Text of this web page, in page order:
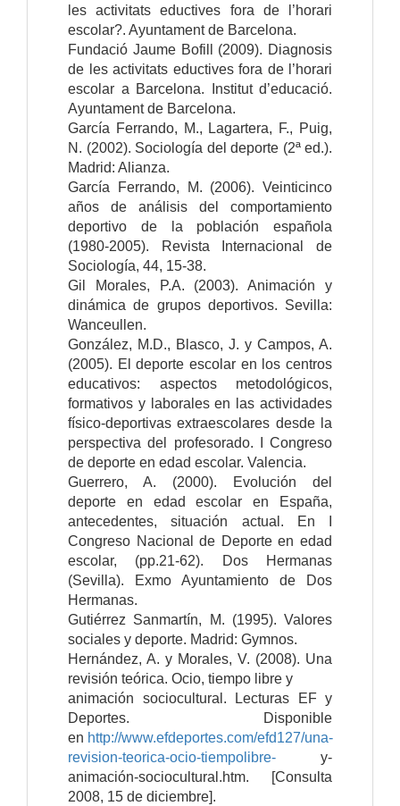
les activitats eductives fora de l’horari
escolar?. Ayuntament de Barcelona.
Fundació Jaume Bofill (2009). Diagnosis
de les activitats eductives fora de l’horari
escolar a Barcelona. Institut d’educació.
Ayuntament de Barcelona.
García Ferrando, M., Lagartera, F., Puig,
N. (2002). Sociología del deporte (2ª ed.).
Madrid: Alianza.
García Ferrando, M. (2006). Veinticinco
años de análisis del comportamiento
deportivo de la población española
(1980-2005). Revista Internacional de
Sociología, 44, 15-38.
Gil Morales, P.A. (2003). Animación y
dinámica de grupos deportivos. Sevilla:
Wanceullen.
González, M.D., Blasco, J. y Campos, A.
(2005). El deporte escolar en los centros
educativos: aspectos metodológicos,
formativos y laborales en las actividades
físico-deportivas extraescolares desde la
perspectiva del profesorado. I Congreso
de deporte en edad escolar. Valencia.
Guerrero, A. (2000). Evolución del
deporte en edad escolar en España,
antecedentes, situación actual. En I
Congreso Nacional de Deporte en edad
escolar, (pp.21-62). Dos Hermanas
(Sevilla). Exmo Ayuntamiento de Dos
Hermanas.
Gutiérrez Sanmartín, M. (1995). Valores
sociales y deporte. Madrid: Gymnos.
Hernández, A. y Morales, V. (2008). Una
revisión teórica. Ocio, tiempo libre y
animación sociocultural. Lecturas EF y
Deportes. Disponible
en http://www.efdeportes.com/efd127/una-
revision-teorica-ocio-tiempolibre- y-
animación-sociocultural.htm. [Consulta
2008, 15 de diciembre].